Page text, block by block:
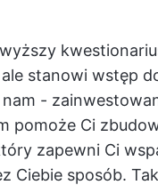
stanowi wstęp
nam -
pomoże Ci
zapewni Ci
Ciebie sposób.